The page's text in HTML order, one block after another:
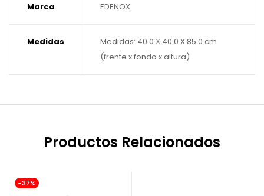
Marca EDENOX
Medidas
Medidas: 40.0 X 40.0 X 85.0 cm
(frente x fondo x altura)
Productos Relacionados
-37%